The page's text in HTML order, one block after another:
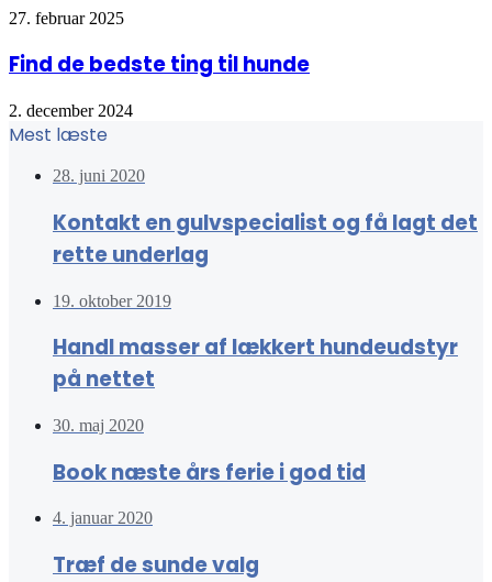
27. februar 2025
Find de bedste ting til hunde
2. december 2024
Mest læste
28. juni 2020
Kontakt en gulvspecialist og få lagt det
rette underlag
19. oktober 2019
Handl masser af lækkert hundeudstyr
på nettet
30. maj 2020
Book næste års ferie i god tid
4. januar 2020
Træf de sunde valg